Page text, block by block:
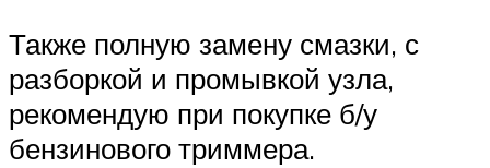
Также полную замену смазки, с
разборкой и промывкой узла,
рекомендую при покупке б/у
бензинового триммера.